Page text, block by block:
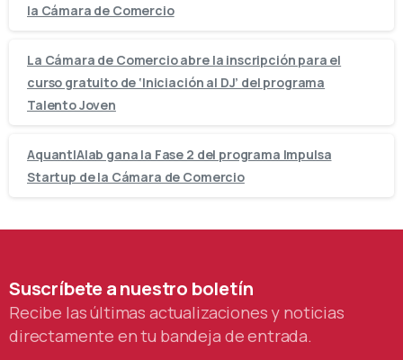
la Cámara de Comercio
La Cámara de Comercio abre la inscripción para el
curso gratuito de ‘Iniciación al DJ’ del programa
Talento Joven
AquantIAlab gana la Fase 2 del programa Impulsa
Startup de la Cámara de Comercio
Suscríbeteanuestro boletín
Recibe las últimas actualizaciones y noticias
directamente en tu bandeja de entrada.